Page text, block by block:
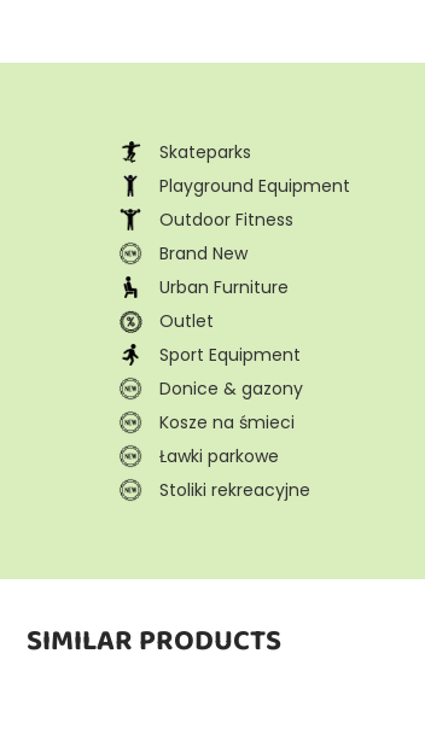
Skateparks
Playground Equipment
Outdoor Fitness
Brand New
Urban Furniture
Outlet
Sport Equipment
Donice & gazony
Kosze na śmieci
Ławki parkowe
Stoliki rekreacyjne
SIMILAR PRODUCTS